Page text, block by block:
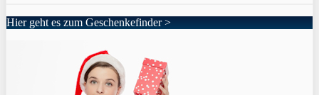
Hier geht es zum Geschenkefinder >